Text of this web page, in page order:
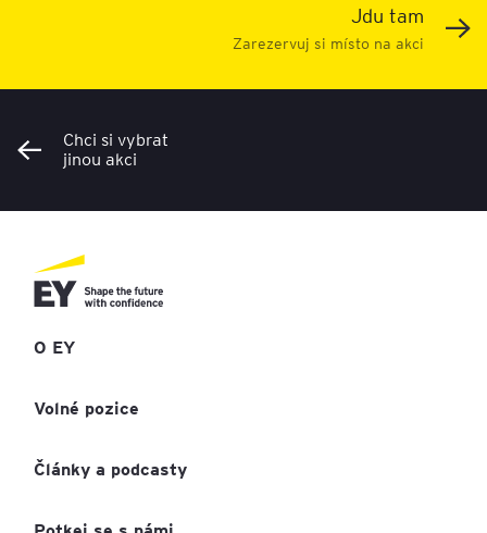
Chci si vybrat
jinou akci
Jdu tam
Zarezervuj si místo na akci
O EY
Volné pozice
Články a podcasty